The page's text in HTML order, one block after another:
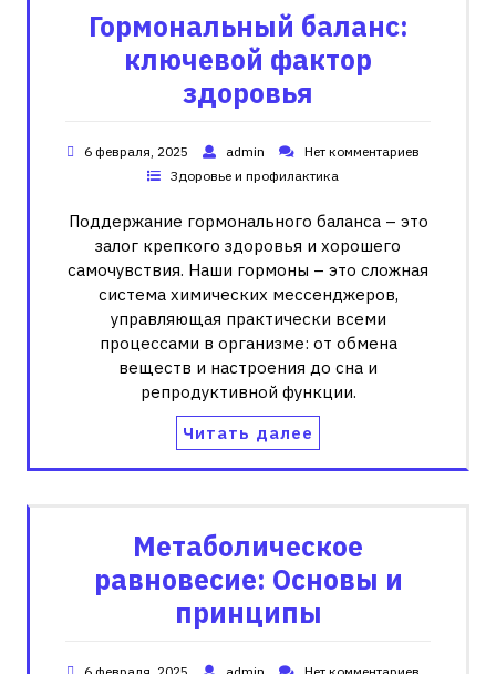
Гормональный баланс:
ключевой фактор
здоровья
6 февраля, 2025 admin
Нет комментариев
Здоровье и профилактика
Поддержание гормонального баланса – это
залог крепкого здоровья и хорошего
самочувствия. Наши гормоны – это сложная
система химических мессенджеров,
управляющая практически всеми
процессами в организме: от обмена
веществ и настроения до сна и
репродуктивной функции.
Читать далее
Метаболическое
равновесие: Основы и
принципы